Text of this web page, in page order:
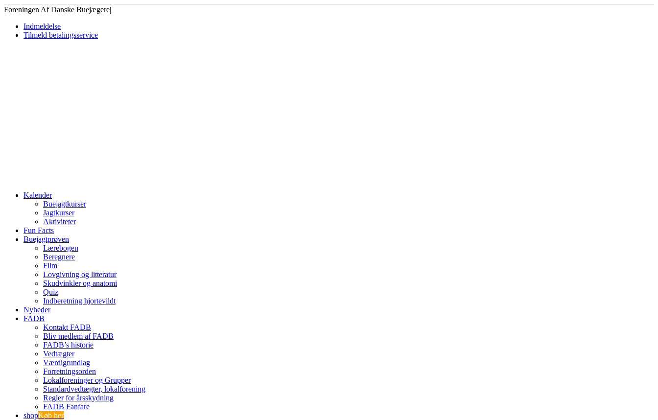
Foreningen Af Danske Buejægere|
Indmeldelse
Tilmeld betalingsservice
Kalender
Buejagtkurser
Jagtkurser
Aktiviteter
Fun Facts
Buejagtprøven
Lærebogen
Beregnere
Film
Lovgivning og litteratur
Skudvinkler og anatomi
Quiz
Indberetning hjortevildt
Nyheder
FADB
Kontakt FADB
Bliv medlem af FADB
FADB’s historie
Vedtægter
Værdigrundlag
Forretningsorden
Lokalforeninger og Grupper
Standardvedtægter, lokalforening
Regler for årsskydning
FADB Fanfare
shopKøb her